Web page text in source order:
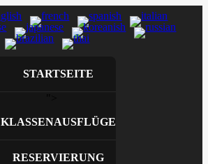
STARTSEITE
KLASSENAUSFLÜGE
RESERVIERUNG